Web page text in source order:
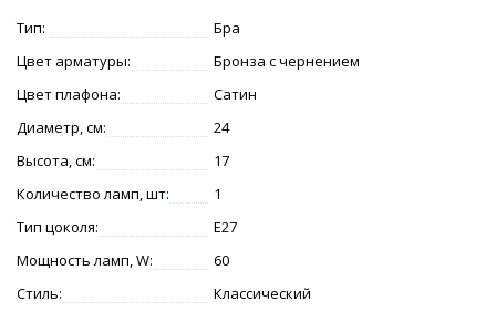
Тип:
Бра
Цвет арматуры:
Бронза с чернением
Цвет плафона:
Сатин
Диаметр, см:
24
Высота, см:
17
Количество ламп, шт:
1
Тип цоколя:
E27
Мощность ламп, W:
60
Стиль:
Классический